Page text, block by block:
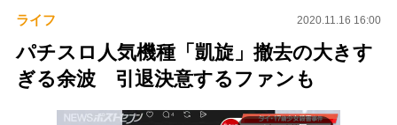
ライフ 2020.11.16 16:00
パチスロ人気機種「凱旋」撤去の大きす
ぎる余波 引退決意するファンも